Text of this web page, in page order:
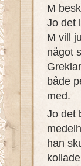
M
Jo det
M vill
något
både
med.
Jo det
han